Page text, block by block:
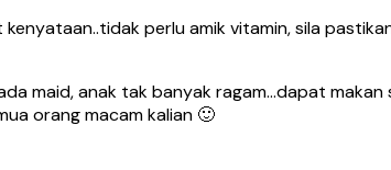
perlu amik vitamin, sila
maid, anak tak banyak ragam…dapat
orang macam kalian 🙂